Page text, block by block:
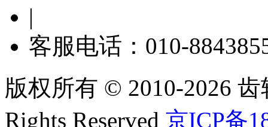
|
客服电话：010-
版权所有 © 2010-2026
Rights Reserved 京ICP备